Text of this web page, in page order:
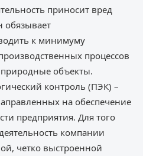
приносит вред
обязывает
к минимуму
процессов
объекты.
контроль (ПЭК) –
на обеспечение
предприятия. Для того
компании
четко выстроенной